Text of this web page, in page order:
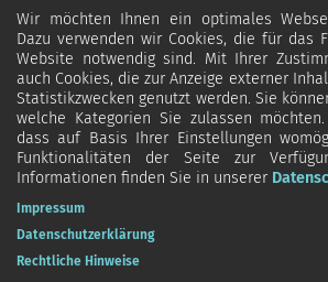
Wir möchten Ihnen ein optimales
Dazu verwenden wir Cookies, die für das
Website notwendig sind. Mit Ihrer
auch Cookies, die zur Anzeige externer
Statistikzwecken genutzt werden. Sie
welche Kategorien Sie zulassen
dass auf Basis Ihrer Einstellungen
Funktionalitäten der Seite zur
Informationen finden Sie in unserer
Impressum
Datenschutzerklärung
Rechtliche Hinweise